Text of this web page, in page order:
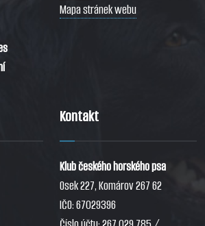
Mapa stránek webu
Kontakt
Klub českého horského psa
Osek 227, Komárov 267 62
IČO: 67029396